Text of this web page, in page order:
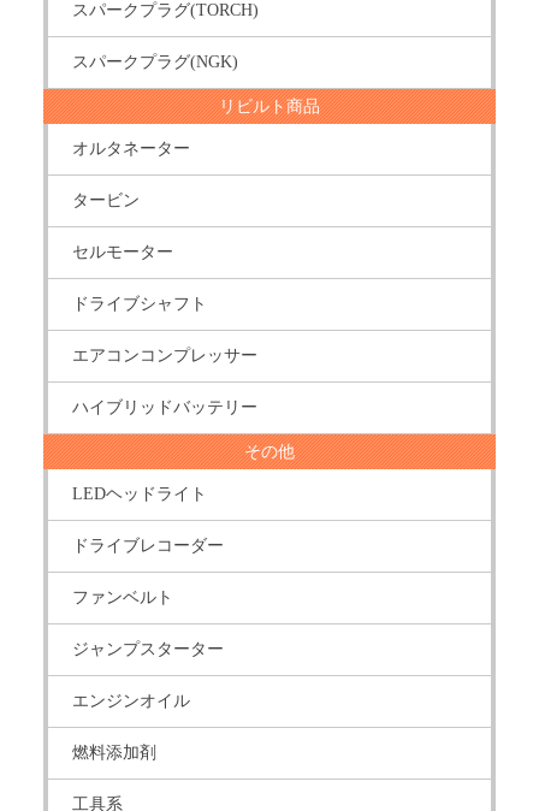
スパークプラグ(TORCH)
スパークプラグ(NGK)
リビルト商品
オルタネーター
タービン
セルモーター
ドライブシャフト
エアコンコンプレッサー
ハイブリッドバッテリー
その他
LEDヘッドライト
ドライブレコーダー
ファンベルト
ジャンプスターター
エンジンオイル
燃料添加剤
工具系